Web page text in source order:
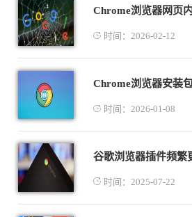
时间：2026-02-12
时间：2026-01-08
时间：2025-07-22